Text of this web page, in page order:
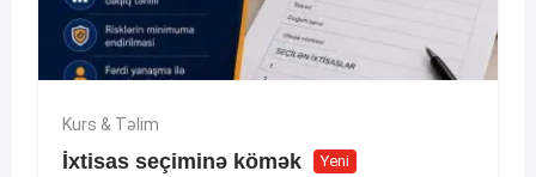
Kurs & Təlim
İxtisas seçiminə kömək Yeni